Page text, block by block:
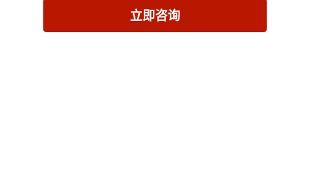
立即咨询